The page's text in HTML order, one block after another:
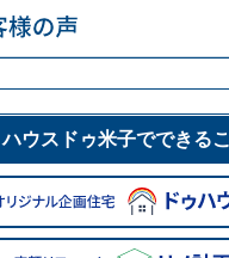
ハウスドゥ米子でできる